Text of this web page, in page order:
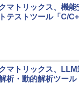
マトリックス、機
テストツール「C/
マトリックス、
析・動的解析ツール